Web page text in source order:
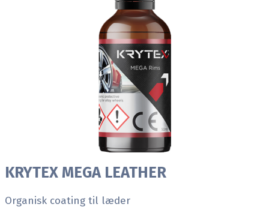
KRYTEX MEGA LEATHER
Organisk coating til læder